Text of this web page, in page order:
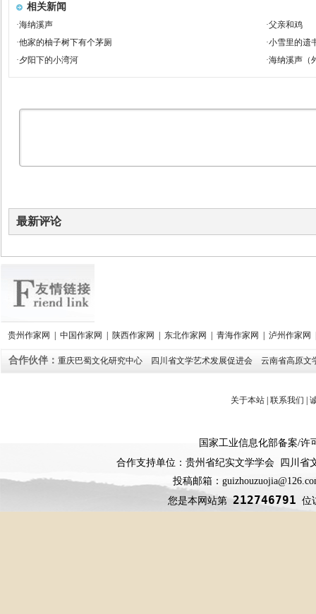
相关新闻
·海纳溪声 ·父亲和鸡
·他家的柚子树下有个茅厕 ·小雪里的遗
·夕阳下的小湾河 ·海纳溪声（
最新评论
贵州作家网 | 中国作家网 | 陕西作家网 | 东北作家网 | 青海作家网 | 泸州作家网
合作伙伴： 重庆巴蜀文化研究中心 四川省文学艺术发展促进会 云南省高原文
关于本站| 联系我们 |
国家工业信息化部备案/许
合作支持单位：贵州省纪实文学学会 四川
投稿邮箱：
您是本网站第212746791